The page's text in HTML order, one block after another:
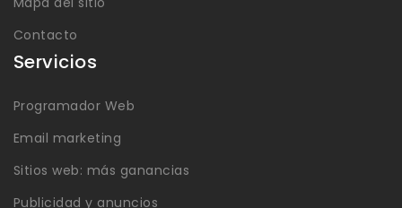
Contacto
Servicios
Programador Web
Email marketing
Sitios web: más ganancias
Publicidad y anuncios